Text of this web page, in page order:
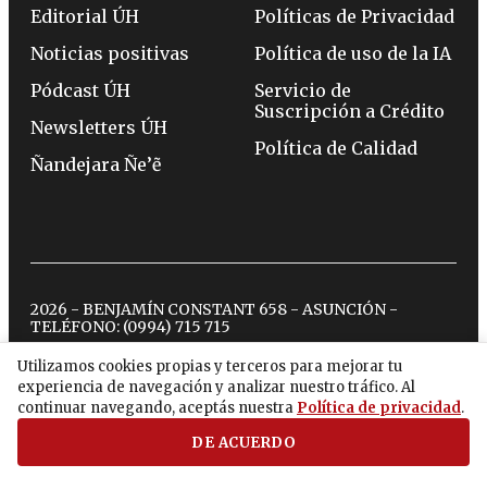
Utilizamos cookies propias y terceros para mejorar tu
experiencia de navegación y analizar nuestro tráfico. Al
continuar navegando, aceptás nuestra Política de privacidad.
DE ACUERDO
Editorial ÚH
Noticias positivas
Pódcast ÚH
Newsletters ÚH
Ñandejara Ñe’ẽ
Políticas de Privacidad
Política de uso de la IA
Servicio de
Suscripción a Crédito
Política de Calidad
2026 - BENJAMÍN CONSTANT 658 - ASUNCIÓN -
TELÉFONO: (0994) 715 715
twitterinstagram
facebook
tiktokyoutubespotify